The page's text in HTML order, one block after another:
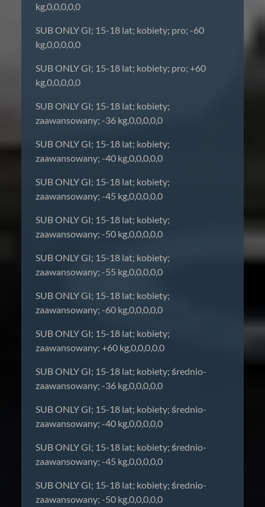
kg,0,0,0,0,0
SUB ONLY GI; 15-18 lat; kobiety; pro; -60
kg,0,0,0,0,0
SUB ONLY GI; 15-18 lat; kobiety; pro; +60
kg,0,0,0,0,0
SUB ONLY GI; 15-18 lat; kobiety;
zaawansowany; -36 kg,0,0,0,0,0
SUB ONLY GI; 15-18 lat; kobiety;
zaawansowany; -40 kg,0,0,0,0,0
SUB ONLY GI; 15-18 lat; kobiety;
zaawansowany; -45 kg,0,0,0,0,0
SUB ONLY GI; 15-18 lat; kobiety;
zaawansowany; -50 kg,0,0,0,0,0
SUB ONLY GI; 15-18 lat; kobiety;
zaawansowany; -55 kg,0,0,0,0,0
SUB ONLY GI; 15-18 lat; kobiety;
zaawansowany; -60 kg,0,0,0,0,0
SUB ONLY GI; 15-18 lat; kobiety;
zaawansowany; +60 kg,0,0,0,0,0
SUB ONLY GI; 15-18 lat; kobiety; średnio-
zaawansowany; -36 kg,0,0,0,0,0
SUB ONLY GI; 15-18 lat; kobiety; średnio-
zaawansowany; -40 kg,0,0,0,0,0
SUB ONLY GI; 15-18 lat; kobiety; średnio-
zaawansowany; -45 kg,0,0,0,0,0
SUB ONLY GI; 15-18 lat; kobiety; średnio-
zaawansowany; -50 kg,0,0,0,0,0